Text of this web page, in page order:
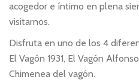
acogedor e íntimo en plena
visitarnos.
Disfruta en uno de los 4
El Vagón 1931, El Vagón
Chimenea del vagón.